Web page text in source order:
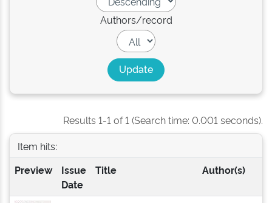
Authors/record
Results 1-1 of 1 (Search time: 0.001 seconds).
Item hits:
Preview
Issue
Date
Title Author(s)